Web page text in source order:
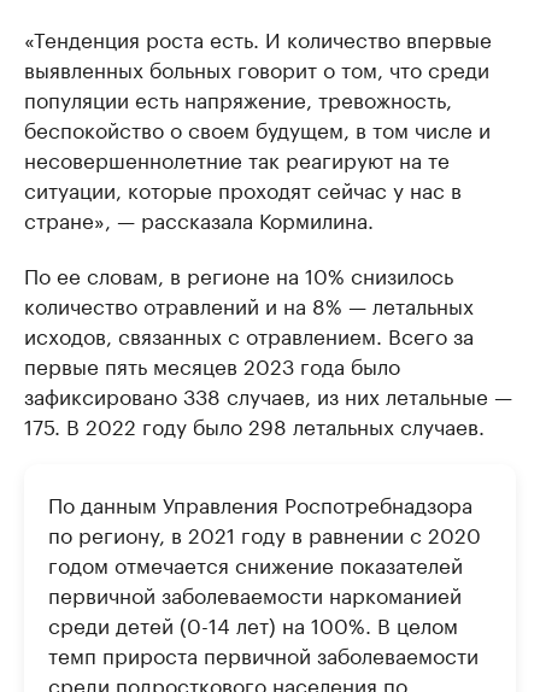
«Тенденция роста есть. И количество впервые
выявленных больных говорит о том, что среди
популяции есть напряжение, тревожность,
беспокойство о своем будущем, в том числе и
несовершеннолетние так реагируют на те
ситуации, которые проходят сейчас у нас в
стране», — рассказала Кормилина.
По ее словам, в регионе на 10% снизилось
количество отравлений и на 8% — летальных
исходов, связанных с отравлением. Всего за
первые пять месяцев 2023 года было
зафиксировано 338 случаев, из них летальные —
175. В 2022 году было 298 летальных случаев.
По данным Управления Роспотребнадзора
по региону, в 2021 году в равнении с 2020
годом отмечается снижение показателей
первичной заболеваемости наркоманией
среди детей (0-14 лет) на 100%. В целом
темп прироста первичной заболеваемости
среди подросткового населения по